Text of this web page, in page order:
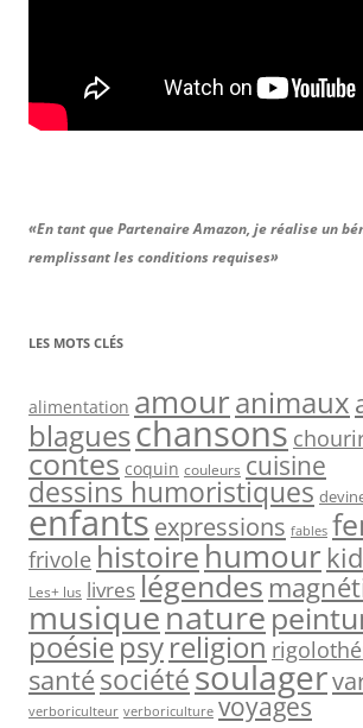
«En tant que Partenaire Amazon, je réalise un
remplissant les conditions requises»
LES MOTS CLÉS
alimentation amouranimaux
blagueschansons
contes coquin couleurs cuisine
dessins humoristiques
enfantsexpressions fables
frivole histoire humour
Les+ lus livreslégendes
musiquenature
poésiepsyreligion
santésociétésoulager
verboriculteur verboriculture voyages